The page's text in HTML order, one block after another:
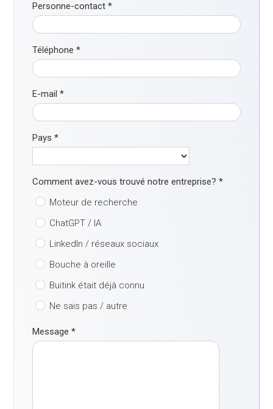
Personne-contact*
Téléphone*
E-mail*
Pays*
Comment avez-vous trouvé notre entreprise?*
Moteur de recherche
ChatGPT / IA
LinkedIn / réseaux sociaux
Bouche à oreille
Buitink était déjà connu
Ne sais pas / autre
Message*